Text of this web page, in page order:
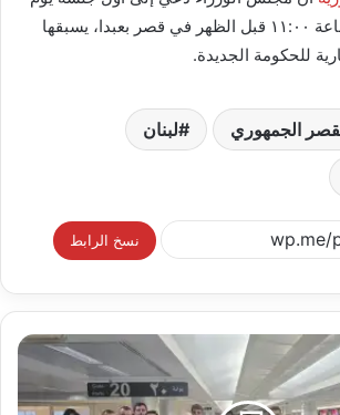
الثلاثاء ١١ شباط الساعة ١١:٠٠ قبل الظهر في قصر بعبدا، يسبقها
للحكومة الجديدة.
الجمهوري لبنان
نسخ الرابط